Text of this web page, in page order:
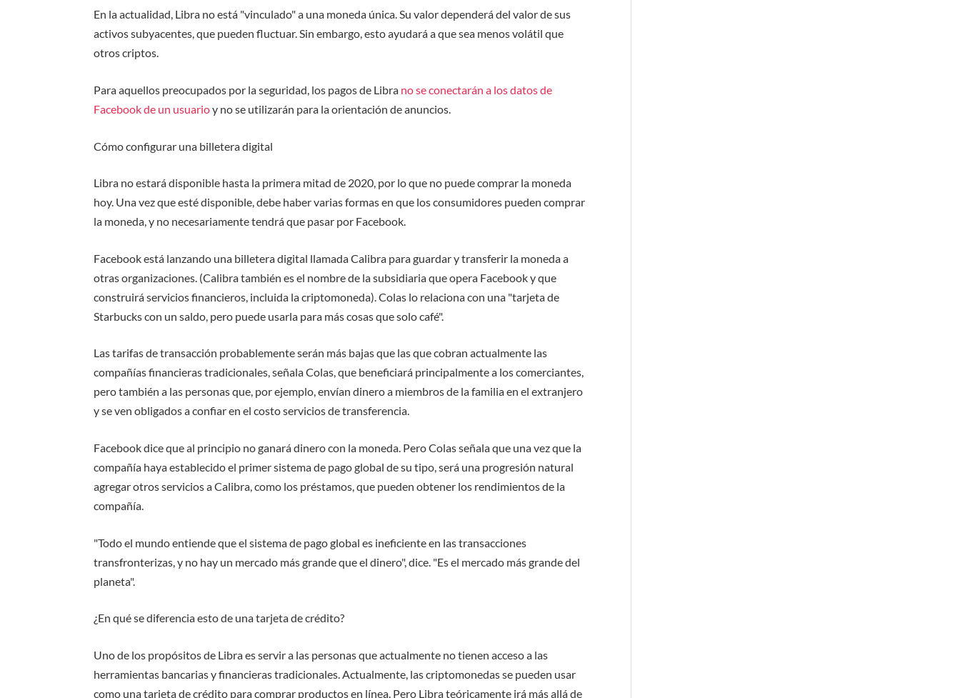
En la actualidad, Libra no está "vinculado" a una moneda única. Su valor dependerá del valor de sus
activos subyacentes, que pueden fluctuar. Sin embargo, esto ayudará a que sea menos volátil que
otros criptos.
Para aquellos preocupados por la seguridad, los pagos de Libra no se conectarán a los datos de
Facebook de un usuarioy no se utilizarán para la orientación de anuncios.
Cómo configurar una billetera digital
Libra no estará disponible hasta la primera mitad de 2020, por lo que no puede comprar la moneda
hoy. Una vez que esté disponible, debe haber varias formas en que los consumidores pueden comprar
la moneda, y no necesariamente tendrá que pasar por Facebook.
Facebook está lanzando una billetera digital llamada Calibra para guardar y transferir la moneda a
otras organizaciones. (Calibra también es el nombre de la subsidiaria que opera Facebook y que
construirá servicios financieros, incluida la criptomoneda). Colas lo relaciona con una "tarjeta de
Starbucks con un saldo, pero puede usarla para más cosas que solo café".
Las tarifas de transacción probablemente serán más bajas que las que cobran actualmente las
compañías financieras tradicionales, señala Colas, que beneficiará principalmente a los comerciantes,
pero también a las personas que, por ejemplo, envían dinero a miembros de la familia en el extranjero
y se ven obligados a confiar en el costo servicios de transferencia.
Facebook dice que al principio no ganará dinero con la moneda. Pero Colas señala que una vez que la
compañía haya establecido el primer sistema de pago global de su tipo, será una progresión natural
agregar otros servicios a Calibra, como los préstamos, que pueden obtener los rendimientos de la
compañía.
"Todo el mundo entiende que el sistema de pago global es ineficiente en las transacciones
transfronterizas, y no hay un mercado más grande que el dinero", dice. "Es el mercado más grande del
planeta".
¿En qué se diferencia esto de una tarjeta de crédito?
Uno de los propósitos de Libra es servir a las personas que actualmente no tienen acceso a las
herramientas bancarias y financieras tradicionales. Actualmente, las criptomonedas se pueden usar
como una tarjeta de crédito para comprar productos en línea. Pero Libra teóricamente irá más allá de